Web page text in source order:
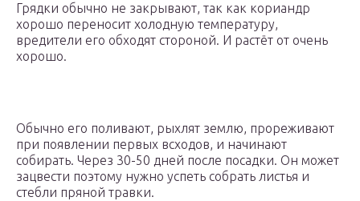
Грядки обычно не закрывают, так как кориандр
хорошо переносит холодную температуру,
вредители его обходят стороной. И растёт от очень
хорошо.
Обычно его поливают, рыхлят землю, прореживают
при появлении первых всходов, и начинают
собирать. Через 30-50 дней после посадки. Он может
зацвести поэтому нужно успеть собрать листья и
стебли пряной травки.